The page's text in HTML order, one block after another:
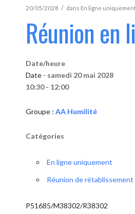
20/05/2028 / dans En ligne
Réunion en
Date/heure
Date - samedi 20 mai 2028
10:30 - 12:00
Groupe : AA Humilité
Catégories
En ligne uniquement
Réunion de rétablissement
P51685/M38302/R38302